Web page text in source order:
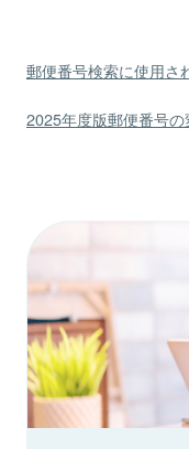
郵便番号検索に使用さ
2025年度版郵便番号の